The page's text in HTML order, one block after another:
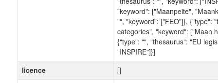
"keyword": ["Maanpeite",
"", "keyword": ["FEO"]}, {"type":
categories", "keyword": ["Maan
{"type": "", "thesaurus": "EU
"INSPIRE"]}]
licence
[]